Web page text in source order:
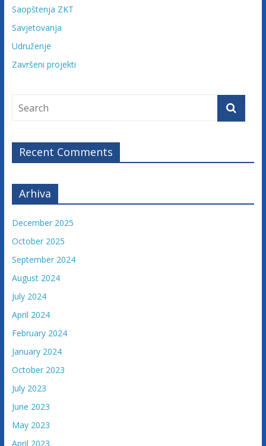
Saopštenja ZKT
Savjetovanja
Udruženje
Završeni projekti
Recent Comments
Arhiva
December 2025
October 2025
September 2024
August 2024
July 2024
April 2024
February 2024
January 2024
October 2023
July 2023
June 2023
May 2023
April 2023